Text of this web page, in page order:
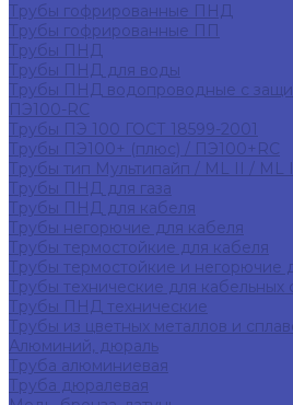
Трубы гофрированные ПНД
Трубы гофрированные ПП
Трубы ПНД
Трубы ПНД для воды
Трубы ПНД водопроводные с
ПЭ100-RC
Трубы ПЭ 100 ГОСТ 18599-2001
Трубы ПЭ100+ (плюс) / ПЭ100+RC
Трубы тип Мультипайп / ML II / ML
Трубы ПНД для газа
Трубы ПНД для кабеля
Трубы негорючие для кабеля
Трубы термостойкие для кабеля
Трубы термостойкие и негорючие
Трубы технические для кабельных
Трубы ПНД технические
Трубы из цветных металлов и
Алюминий, дюраль
Труба алюминиевая
Труба дюралевая